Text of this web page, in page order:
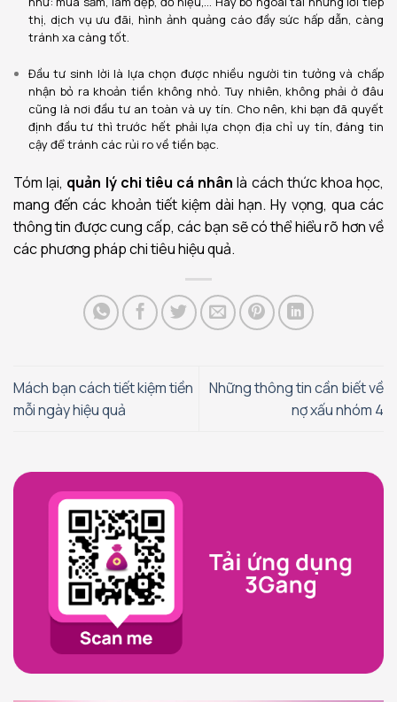
thị, dịch vụ ưu đãi, hình ảnh quảng cáo đầy sức hấp dẫn, càng
tránh xa càng tốt.
Đầu tư sinh lời là lựa chọn được nhiều người tin tưởng và chấp
nhận bỏ ra khoản tiền không nhỏ. Tuy nhiên, không phải ở đâu
cũng là nơi đầu tư an toàn và uy tín. Cho nên, khi bạn đã quyết
định đầu tư thì trước hết phải lựa chọn địa chỉ uy tín, đáng tin
cậy để tránh các rủi ro về tiền bạc.
Tóm lại, quản lý chi tiêu cá nhân là cách thức khoa học,
mang đến các khoản tiết kiệm dài hạn. Hy vọng, qua các
thông tin được cung cấp, các bạn sẽ có thể hiểu rõ hơn về
các phương pháp chi tiêu hiệu quả.
Mách bạn cách tiết kiệm tiền
mỗi ngày hiệu quả
Những thông tin cần biết về
nợ xấu nhóm 4